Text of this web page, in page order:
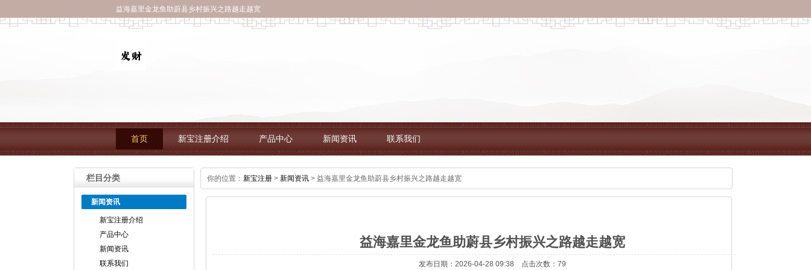
益海嘉里金龙鱼助蔚县乡村振兴之路越走越宽
首页 新宝注册介绍 产品中心 新闻资讯 联系我们
栏目分类
新闻资讯
新宝注册介绍
产品中心
新闻资讯
联系我们
你的位置： 新宝注册 > 新闻资讯 > 益海嘉里金龙鱼助蔚县乡村振兴之路越走越宽
益海嘉里金龙鱼助蔚县乡村振兴之路越走越宽
发布日期：2026-04-28 09:38 点击次数：79